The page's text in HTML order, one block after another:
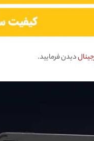
دیدن فرمایید.